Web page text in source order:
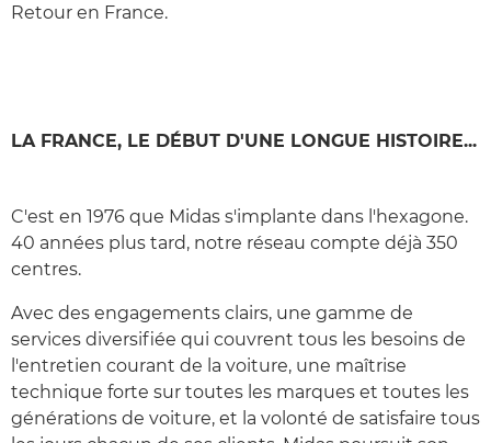
Retour en France.
LA FRANCE, LE DÉBUT D'UNE LONGUE HISTOIRE...
C'est en 1976 que Midas s'implante dans l'hexagone.
40 années plus tard, notre réseau compte déjà 350
centres.
Avec des engagements clairs, une gamme de
services diversifiée qui couvrent tous les besoins de
l'entretien courant de la voiture, une maîtrise
technique forte sur toutes les marques et toutes les
générations de voiture, et la volonté de satisfaire tous